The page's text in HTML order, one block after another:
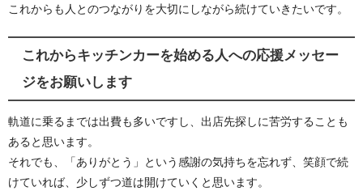
これからも人とのつながりを大切にしながら続けていきたいです。
これからキッチンカーを始める人への応援メッセー
ジをお願いします
軌道に乗るまでは出費も多いですし、出店先探しに苦労することも
あると思います。
それでも、「ありがとう」という感謝の気持ちを忘れず、笑顔で続
けていれば、少しずつ道は開けていくと思います。